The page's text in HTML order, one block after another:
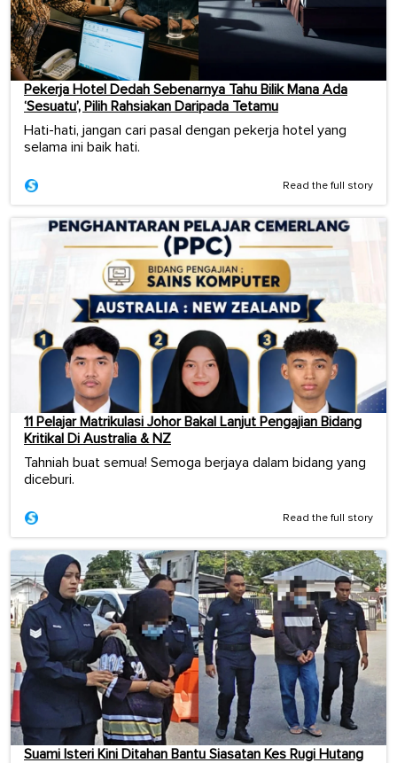
Pekerja Hotel Dedah Sebenarnya Tahu Bilik Mana Ada
‘Sesuatu’, Pilih Rahsiakan Daripada Tetamu
Hati-hati, jangan cari pasal dengan pekerja hotel yang
selama ini baik hati.
Read the full story
11 Pelajar Matrikulasi Johor Bakal Lanjut Pengajian Bidang
Kritikal Di Australia & NZ
Tahniah buat semua! Semoga berjaya dalam bidang yang
diceburi.
Read the full story
Suami Isteri Kini Ditahan Bantu Siasatan Kes Rugi Hutang